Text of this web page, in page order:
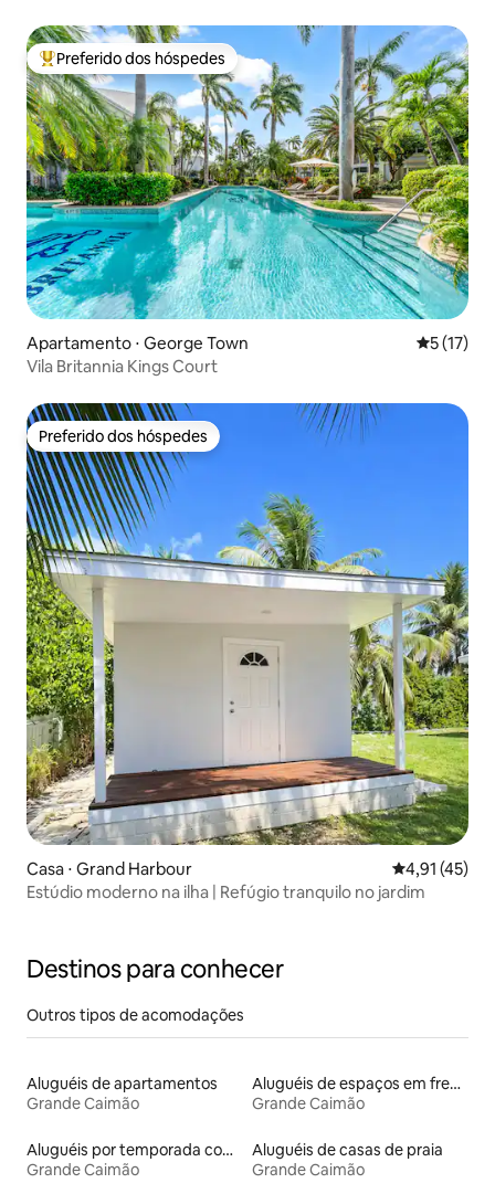
Entre os melhores preferidos dos hóspedes
Preferido dos hóspedes
Apartamento ⋅ George Town 5 de uma
5 (17)
Vila Britannia Kings Court
Preferido dos hóspedes
Preferido dos hóspedes
Casa ⋅ Grand Harbour 4,91 de uma
4,91 (45)
Estúdio moderno na ilha | Refúgio tranquilo no jardim
Destinos para conhecer
Outros tipos de acomodações
Aluguéis de apartamentos
Grande Caimão
Aluguéis de espaços em frente à praia
Grande Caimão
Aluguéis por temporada com banheira de hidromassagem
Grande Caimão
Aluguéis de casas de praia
Grande Caimão